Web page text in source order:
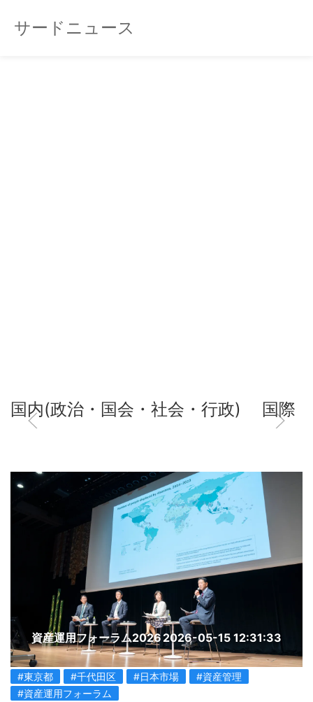
サードニュース
国内(政治・国会・社会・行政) 国際
資産運用フォーラム20262026-05-15 12:31:33
#東京都 #千代田区 #日本市場
#資産管理
#資産運用フォーラム